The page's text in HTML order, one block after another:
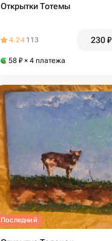
Открытки Тотемы
4.24 113 230₽
58 ₽ × 4 платежа
Последний